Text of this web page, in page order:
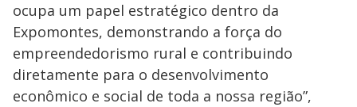
ocupa um papel estratégico dentro da
Expomontes, demonstrando a força do
empreendedorismo rural e contribuindo
diretamente para o desenvolvimento
econômico e social de toda a nossa região”,